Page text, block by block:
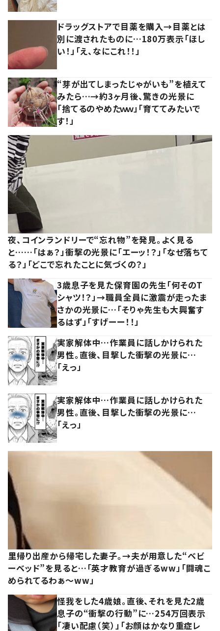
ドラッグストアで目薬を購入→目薬とは
別に渡されたものに…180万表示「ほし
い！」「え、なにこれ！！」
“芽が出てしまったじゃがいも”を植えて
みたら…→約3ヶ月後、驚きの光景に
「捨てるのやめたｗｗ」「育ててみたいで
す！」
夜、コインランドリーで“忘れ物”を発見。よく見る
と……「はぁ？」衝撃の光景に「エーッ！？」「なぜ落ちて
る？」「どこで忘れたことに気づくの？」
3歳息子を見た保育園の先生「何そのT
シャツ！？」→職員全員に激震が走ったま
さかの光景に…「そりゃ先生も大興奮す
るはず」「すげーー！！」
実家解体中…作業員に話しかけられた
男性。直後、目撃した衝撃の光景に…
「えっ」
実家解体中…作業員に話しかけられた
男性。直後、目撃した衝撃の光景に…
「えっ」
里帰り出産から帰宅した妻子。→夫が用意した“ベビ
ーベッド”を見ると…「英才教育が過ぎるww」「闘魂こ
められてるわぁ～ww」
怪我をした4歳娘。直後、それを見た2歳
息子の“衝撃の行動”に…254万回表示
「凄い配慮（笑）」「お顔はかなり重症レ